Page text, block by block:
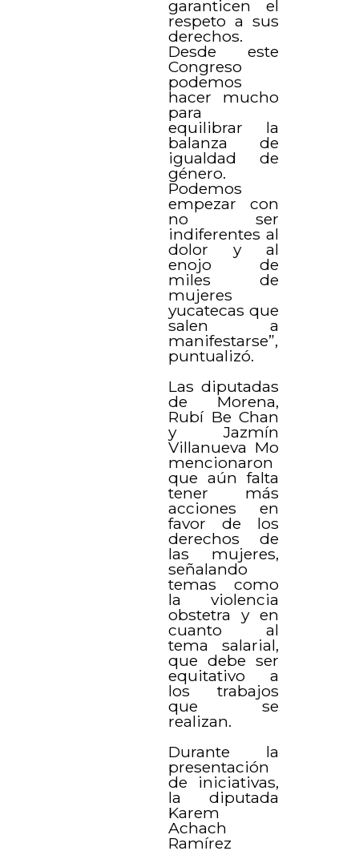
garanticen el
respeto a sus
derechos.
Desde este
Congreso
podemos
hacer mucho
para
equilibrar la
balanza de
igualdad de
género.
Podemos
empezar con
no ser
indiferentes al
dolor y al
enojo de
miles de
mujeres
yucatecas que
salen a
manifestarse”,
puntualizó.
Las diputadas
de Morena,
Rubí Be Chan
y Jazmín
Villanueva Mo
mencionaron
que aún falta
tener más
acciones en
favor de los
derechos de
las mujeres,
señalando
temas como
la violencia
obstetra y en
cuanto al
tema salarial,
que debe ser
equitativo a
los trabajos
que se
realizan.
Durante la
presentación
de iniciativas,
la diputada
Karem
Achach
Ramírez